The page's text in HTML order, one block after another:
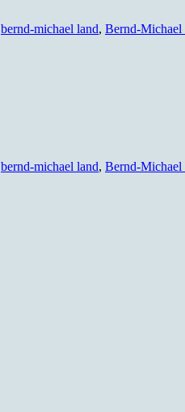
bernd-michael land, Bernd-
bernd-michael land, Bernd-